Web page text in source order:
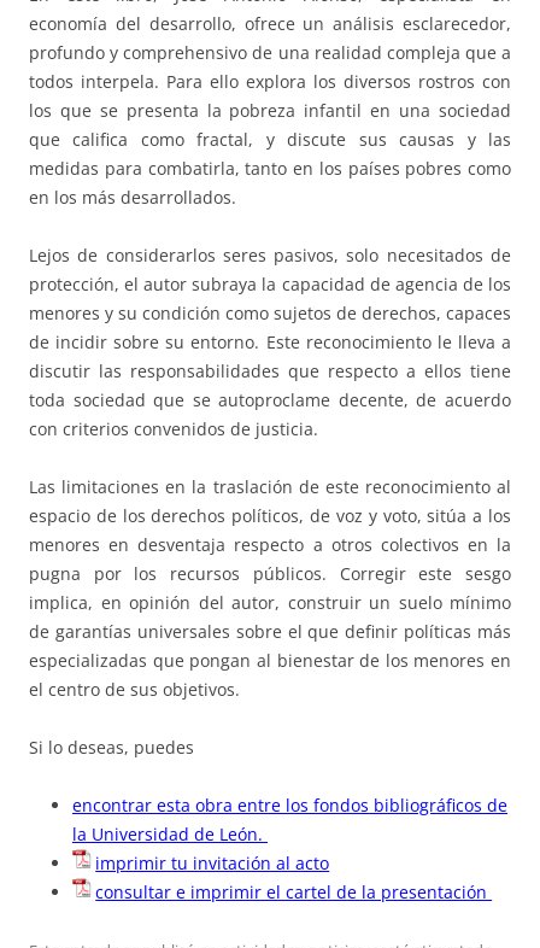
economía del desarrollo, ofrece un análisis esclarecedor,
profundo y comprehensivo de una realidad compleja que a
todos interpela. Para ello explora los diversos rostros con
los que se presenta la pobreza infantil en una sociedad
que califica como fractal, y discute sus causas y las
medidas para combatirla, tanto en los países pobres como
en los más desarrollados.
Lejos de considerarlos seres pasivos, solo necesitados de
protección, el autor subraya la capacidad de agencia de los
menores y su condición como sujetos de derechos, capaces
de incidir sobre su entorno. Este reconocimiento le lleva a
discutir las responsabilidades que respecto a ellos tiene
toda sociedad que se autoproclame decente, de acuerdo
con criterios convenidos de justicia.
Las limitaciones en la traslación de este reconocimiento al
espacio de los derechos políticos, de voz y voto, sitúa a los
menores en desventaja respecto a otros colectivos en la
pugna por los recursos públicos. Corregir este sesgo
implica, en opinión del autor, construir un suelo mínimo
de garantías universales sobre el que definir políticas más
especializadas que pongan al bienestar de los menores en
el centro de sus objetivos.
Si lo deseas, puedes
encontrar esta obra entre los fondos bibliográficos de
la Universidad de León.
imprimir tu invitación al acto
consultar e imprimir el cartel de la presentación